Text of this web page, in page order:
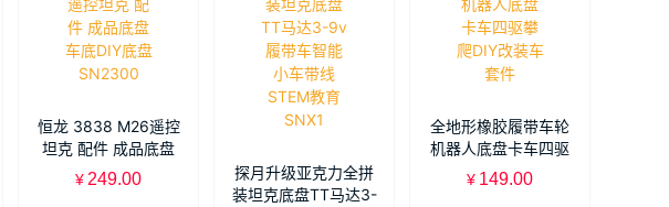
恒龙 3838 M26遥控
坦克 配件 成品底盘
车底DIY底盘
¥ 249.00
探月升级亚克力全拼
装坦克底盘TT马达3-
全地形橡胶履带车轮
机器人底盘卡车四驱
攀爬DIY改装车套件
¥ 149.00